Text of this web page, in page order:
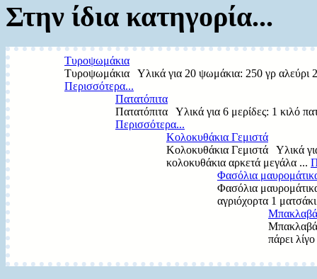
Στην ίδια κατηγορία...
Τυροψωμάκια
Τυροψωμάκια Υλικά για 20 ψωμάκια: 250 γρ αλεύρι
Περισσότερα...
Πατατόπιτα
Πατατόπιτα Υλικά για 6 μερίδες: 1 κιλό
Περισσότερα...
Κολοκυθάκια Γεμιστά
Κολοκυθάκια Γεμιστά Υλικά
κολοκυθάκια αρκετά μεγάλα ...
Φασόλια
Φασόλια
αγριόχορτα 1
πάρει